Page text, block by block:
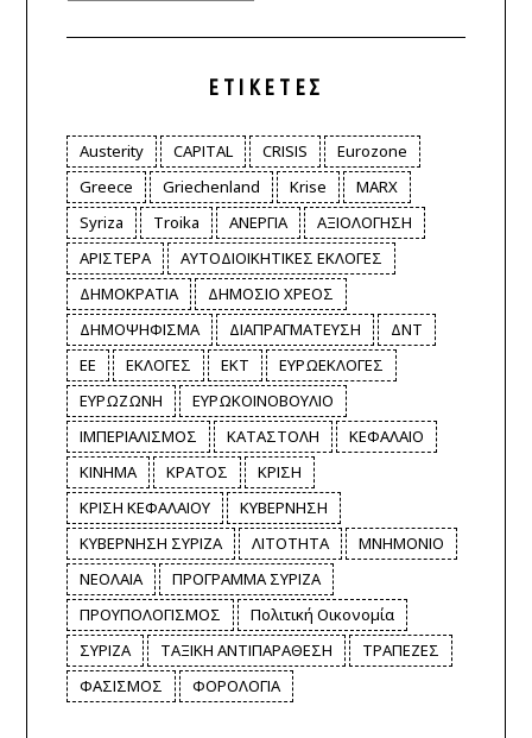
ΕΤΙΚΈΤΕΣ
Austerity CAPITAL CRISIS
Eurozone
Greece
Griechenland Krise
MARX
Syriza
Troika ΑΝΕΡΓΙΑ
ΑΞΙΟΛΟΓΗΣΗ
ΑΡΙΣΤΕΡΑ
ΑΥΤΟΔΙΟΙΚΗΤΙΚΕΣ ΕΚΛΟΓΕΣ
ΔΗΜΟΚΡΑΤΙΑ
ΔΗΜΟΣΙΟ ΧΡΕΟΣ
ΔΗΜΟΨΗΦΙΣΜΑ
ΔΙΑΠΡΑΓΜΑΤΕΥΣΗ
ΔΝΤ
ΕΕ
ΕΚΛΟΓΕΣ ΕΚΤ
ΕΥΡΩΕΚΛΟΓΕΣ
ΕΥΡΩΖΩΝΗ
ΕΥΡΩΚΟΙΝΟΒΟΥΛΙΟ
ΙΜΠΕΡΙΑΛΙΣΜΟΣ
ΚΑΤΑΣΤΟΛΗ
ΚΕΦΑΛΑΙΟ
ΚΙΝΗΜΑ
ΚΡΑΤΟΣ
ΚΡΙΣΗ
ΚΡΙΣΗ ΚΕΦΑΛΑΙΟΥ
ΚΥΒΕΡΝΗΣΗ
ΚΥΒΕΡΝΗΣΗ ΣΥΡΙΖΑ
ΛΙΤΟΤΗΤΑ
ΜΝΗΜΟΝΙΟ
ΝΕΟΛΑΙΑ
ΠΡΟΓΡΑΜΜΑ ΣΥΡΙΖΑ
ΠΡΟΥΠΟΛΟΓΙΣΜΟΣ
Πολιτική Οικονομία
ΣΥΡΙΖΑ
ΤΑΞΙΚΗ ΑΝΤΙΠΑΡΑΘΕΣΗ
ΤΡΑΠΕΖΕΣ
ΦΑΣΙΣΜΟΣ
ΦΟΡΟΛΟΓΙΑ